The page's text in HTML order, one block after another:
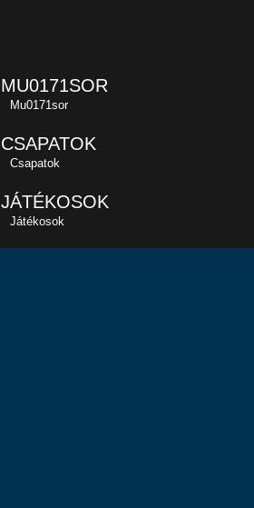
MU0171SOR
Mu0171sor
CSAPATOK
Csapatok
JÁTÉKOSOK
Játékosok